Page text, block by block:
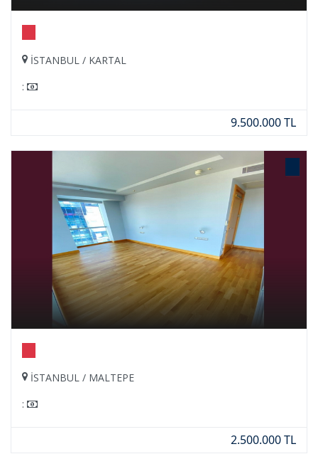
İSTANBUL / KARTAL
:
9.500.000 TL
İSTANBUL / MALTEPE
:
2.500.000 TL